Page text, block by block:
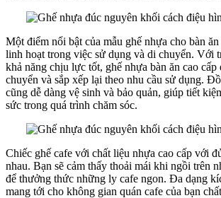
Một điểm nổi bật của mẫu ghế nhựa cho bàn
linh hoạt trong việc sử dụng và di chuyển. Với
khả năng chịu lực tốt, ghế nhựa bàn ăn cao cấp
chuyển và sắp xếp lại theo nhu cầu sử dụng.
cũng dễ dàng vệ sinh và bảo quản, giúp tiết
sức trong quá trình chăm sóc.
Chiếc ghế cafe với chất liệu nhựa cao cấp với
nhau. Bạn sẽ cảm thấy thoải mái khi ngồi trên
để thưởng thức những ly cafe ngon. Đa dạng
mang tới cho không gian quán cafe của bạn